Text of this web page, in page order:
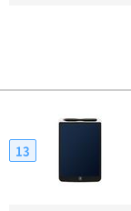
13